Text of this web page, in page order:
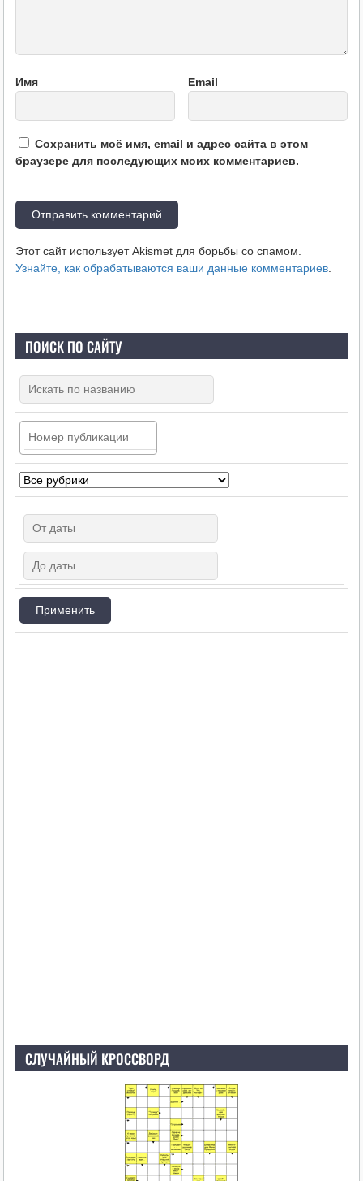
Имя Email
Сохранить моё имя, email и адрес сайта в этом
браузере для последующих моих комментариев.
Этот сайт использует Akismet для борьбы со спамом.
Узнайте, как обрабатываются ваши данные комментариев.
ПОИСК ПО САЙТУ
СЛУЧАЙНЫЙ КРОССВОРД